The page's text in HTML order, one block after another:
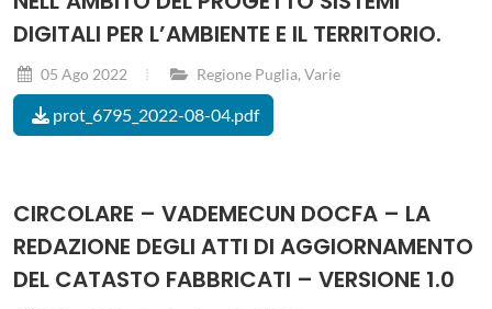
DIGITALI PER L’AMBIENTE E IL TERRITORIO.
05 Ago 2022 Regione Puglia, Varie
prot_6795_2022-08-04.pdf
CIRCOLARE – VADEMECUN DOCFA – LA
REDAZIONE DEGLI ATTI DI AGGIORNAMENTO
DEL CATASTO FABBRICATI – VERSIONE 1.0